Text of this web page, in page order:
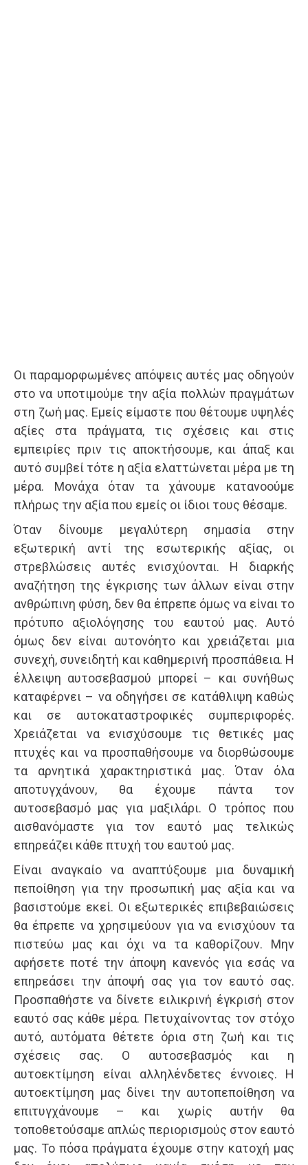
Οι παραμορφωμένες απόψεις αυτές μας οδηγούν
στο να υποτιμούμε την αξία πολλών πραγμάτων
στη ζωή μας. Εμείς είμαστε που θέτουμε υψηλές
αξίες στα πράγματα, τις σχέσεις και στις
εμπειρίες πριν τις αποκτήσουμε, και άπαξ και
αυτό συμβεί τότε η αξία ελαττώνεται μέρα με τη
μέρα. Μονάχα όταν τα χάνουμε κατανοούμε
πλήρως την αξία που εμείς οι ίδιοι τους θέσαμε.
Όταν δίνουμε μεγαλύτερη σημασία στην
εξωτερική αντί της εσωτερικής αξίας, οι
στρεβλώσεις αυτές ενισχύονται. Η διαρκής
αναζήτηση της έγκρισης των άλλων είναι στην
ανθρώπινη φύση, δεν θα έπρεπε όμως να είναι το
πρότυπο αξιολόγησης του εαυτού μας. Αυτό
όμως δεν είναι αυτονόητο και χρειάζεται μια
συνεχή, συνειδητή και καθημερινή προσπάθεια. Η
έλλειψη αυτοσεβασμού μπορεί – και συνήθως
καταφέρνει – να οδηγήσει σε κατάθλιψη καθώς
και σε αυτοκαταστροφικές συμπεριφορές.
Χρειάζεται να ενισχύσουμε τις θετικές μας
πτυχές και να προσπαθήσουμε να διορθώσουμε
τα αρνητικά χαρακτηριστικά μας. Όταν όλα
αποτυγχάνουν, θα έχουμε πάντα τον
αυτοσεβασμό μας για μαξιλάρι. Ο τρόπος που
αισθανόμαστε για τον εαυτό μας τελικώς
επηρεάζει κάθε πτυχή του εαυτού μας.
Είναι αναγκαίο να αναπτύξουμε μια δυναμική
πεποίθηση για την προσωπική μας αξία και να
βασιστούμε εκεί. Οι εξωτερικές επιβεβαιώσεις
θα έπρεπε να χρησιμεύουν για να ενισχύουν τα
πιστεύω μας και όχι να τα καθορίζουν. Μην
αφήσετε ποτέ την άποψη κανενός για εσάς να
επηρεάσει την άποψή σας για τον εαυτό σας.
Προσπαθήστε να δίνετε ειλικρινή έγκρισή στον
εαυτό σας κάθε μέρα. Πετυχαίνοντας τον στόχο
αυτό, αυτόματα θέτετε όρια στη ζωή και τις
σχέσεις σας. Ο αυτοσεβασμός και η
αυτοεκτίμηση είναι αλληλένδετες έννοιες. Η
αυτοεκτίμηση μας δίνει την αυτοπεποίθηση να
επιτυγχάνουμε – και χωρίς αυτήν θα
τοποθετούσαμε απλώς περιορισμούς στον εαυτό
μας. Το πόσα πράγματα έχουμε στην κατοχή μας